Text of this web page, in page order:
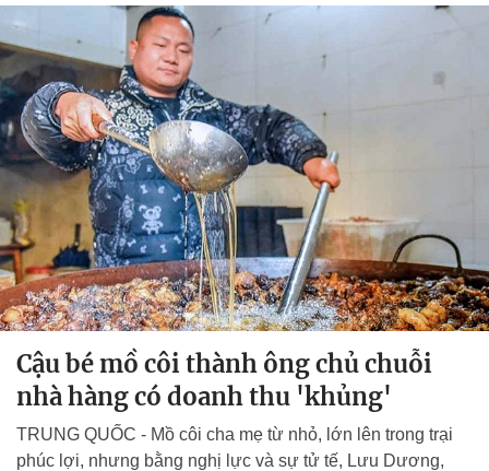
Cậu bé mồ côi thành ông chủ chuỗi
nhà hàng có doanh thu 'khủng'
TRUNG QUỐC - Mồ côi cha mẹ từ nhỏ, lớn lên trong trại
phúc lợi, nhưng bằng nghị lực và sự tử tế, Lưu Dương,